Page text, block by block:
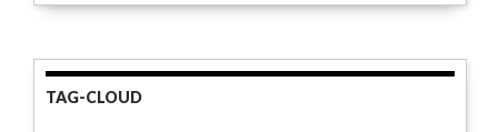
TAG-CLOUD